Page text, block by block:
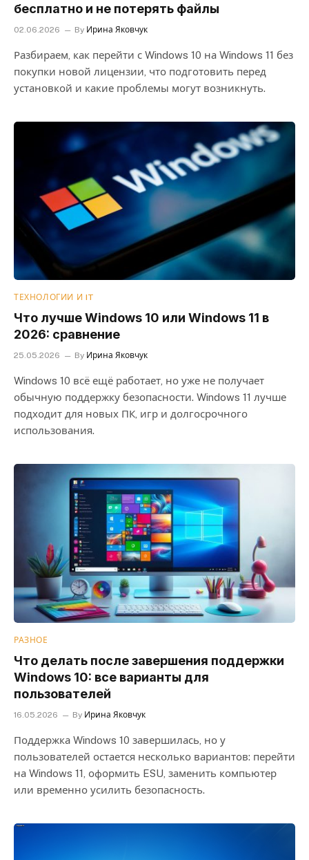
бесплатно и не потерять файлы
02.06.2026 By Ирина Яковчук
Разбираем, как перейти с Windows 10 на Windows 11 без
покупки новой лицензии, что подготовить перед
установкой и какие проблемы могут возникнуть.
ТЕХНОЛОГИИ И IT
Что лучше Windows 10 или Windows 11 в
2026: сравнение
25.05.2026 By Ирина Яковчук
Windows 10 всё ещё работает, но уже не получает
обычную поддержку безопасности. Windows 11 лучше
подходит для новых ПК, игр и долгосрочного
использования.
РАЗНОЕ
Что делать после завершения поддержки
Windows 10: все варианты для
пользователей
16.05.2026 By Ирина Яковчук
Поддержка Windows 10 завершилась, но у
пользователей остается несколько вариантов: перейти
на Windows 11, оформить ESU, заменить компьютер
или временно усилить безопасность.